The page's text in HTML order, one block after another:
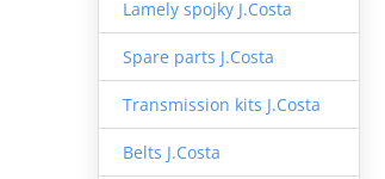
Lamely spojky J.Costa
Spare parts J.Costa
Transmission kits J.Costa
Belts J.Costa